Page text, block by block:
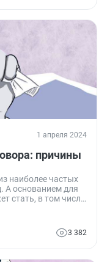
1 апреля 2024
причины
наиболее частых
А основанием для
стать, в том числе,
основания для
избежать 3 382